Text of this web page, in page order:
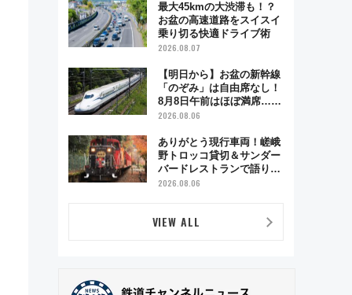
最大45kmの大渋滞も！？
お盆の高速道路をスイスイ
乗り切る快適ドライブ術
2026.08.07
【明日から】お盆の新幹線
「のぞみ」は自由席なし！
8月8日午前はほぼ満席…で
も数時間ズラせば空きが見
「空席」探しのコツ
2026.08.06
ありがとう現行車両！嵯峨
野トロッコ貸切＆サンダー
バードレストランで語り合
う秋の京都 斉藤雪乃＆福
ー」開催
2026.08.06
VIEW ALL